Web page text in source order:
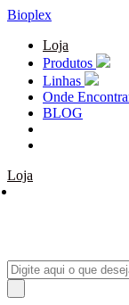
Bioplex
Loja
Produtos
Linhas
Onde
BLOG
Loja